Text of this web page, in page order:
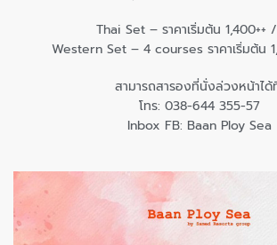
Thai Set – ราคาเริ่มต้น 1,400++
Western Set – 4 courses ราคาเริ่มต้น
สามารถสารองที่นั่งล่วงหน้าได้
โทร: 038-644 355-57​
Inbox FB: Baan Ploy Sea